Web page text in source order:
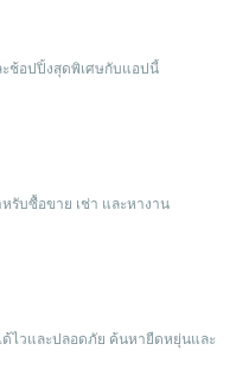
ะช้อปปิ้งสุดพิเศษกับแอปนี้
รับซื้อขาย เช่า และหางาน
ไวและปลอดภัย ค้นหายืดหยุ่นและ